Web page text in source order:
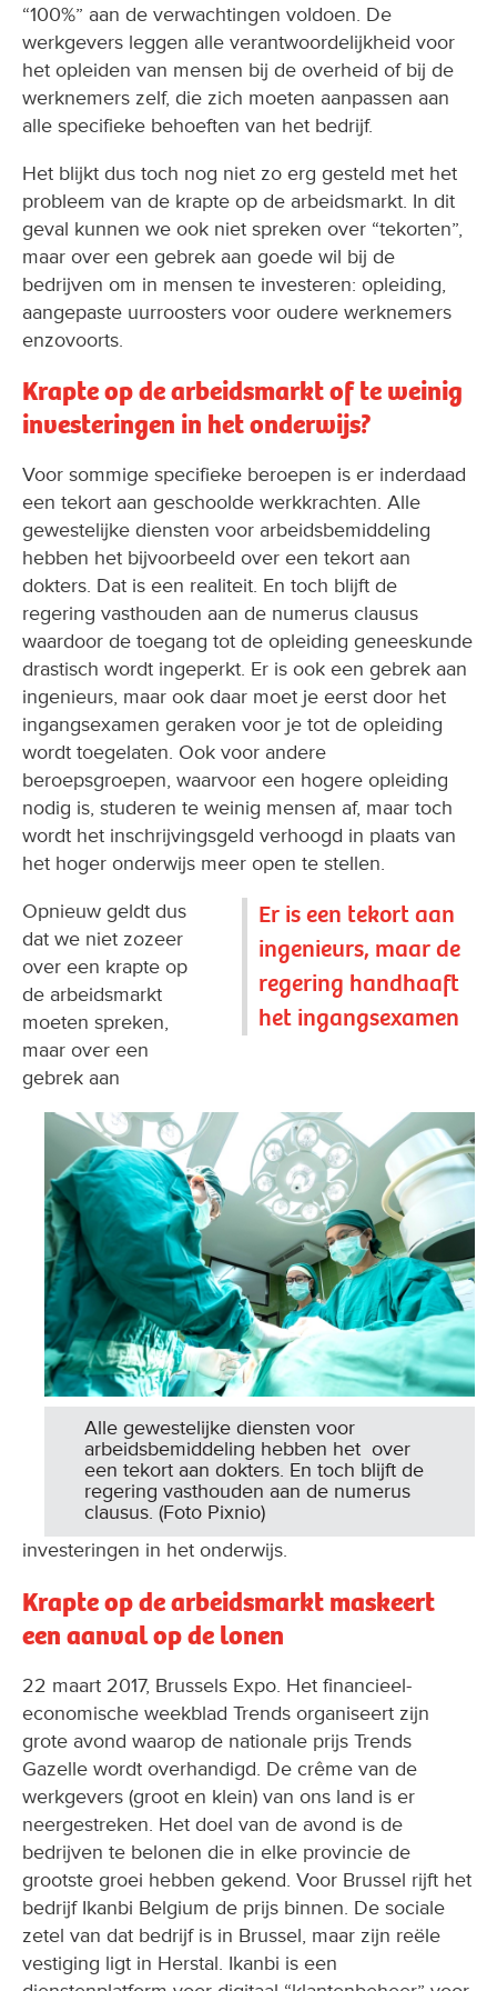
“100%” aan de verwachtingen voldoen. De
werkgevers leggen alle verantwoordelijkheid voor
het opleiden van mensen bij de overheid of bij de
werknemers zelf, die zich moeten aanpassen aan
alle specifieke behoeften van het bedrijf.
Het blijkt dus toch nog niet zo erg gesteld met het
probleem van de krapte op de arbeidsmarkt. In dit
geval kunnen we ook niet spreken over “tekorten”,
maar over een gebrek aan goede wil bij de
bedrijven om in mensen te investeren: opleiding,
aangepaste uurroosters voor oudere werknemers
enzovoorts.
Krapte op de arbeidsmarkt of te weinig
investeringen in het onderwijs?
Voor sommige specifieke beroepen is er inderdaad
een tekort aan geschoolde werkkrachten. Alle
gewestelijke diensten voor arbeidsbemiddeling
hebben het bijvoorbeeld over een tekort aan
dokters. Dat is een realiteit. En toch blijft de
regering vasthouden aan de numerus clausus
waardoor de toegang tot de opleiding geneeskunde
drastisch wordt ingeperkt. Er is ook een gebrek aan
ingenieurs, maar ook daar moet je eerst door het
ingangsexamen geraken voor je tot de opleiding
wordt toegelaten. Ook voor andere
beroepsgroepen, waarvoor een hogere opleiding
nodig is, studeren te weinig mensen af, maar toch
wordt het inschrijvingsgeld verhoogd in plaats van
het hoger onderwijs meer open te stellen.
Er is een tekort aan
ingenieurs, maar de
regering handhaaft
het ingangsexamen
Alle gewestelijke diensten voor
arbeidsbemiddeling hebben het over
een tekort aan dokters. En toch blijft de
regering vasthouden aan de numerus
clausus. (Foto Pixnio)
Opnieuw geldt dus
dat we niet zozeer
over een krapte op
de arbeidsmarkt
moeten spreken,
maar over een
gebrek aan
investeringen in het onderwijs.
Krapte op de arbeidsmarkt maskeert
een aanval op de lonen
22 maart 2017, Brussels Expo. Het financieel-
economische weekblad Trends organiseert zijn
grote avond waarop de nationale prijs Trends
Gazelle wordt overhandigd. De crême van de
werkgevers (groot en klein) van ons land is er
neergestreken. Het doel van de avond is de
bedrijven te belonen die in elke provincie de
grootste groei hebben gekend. Voor Brussel rijft het
bedrijf Ikanbi Belgium de prijs binnen. De sociale
zetel van dat bedrijf is in Brussel, maar zijn reële
vestiging ligt in Herstal. Ikanbi is een